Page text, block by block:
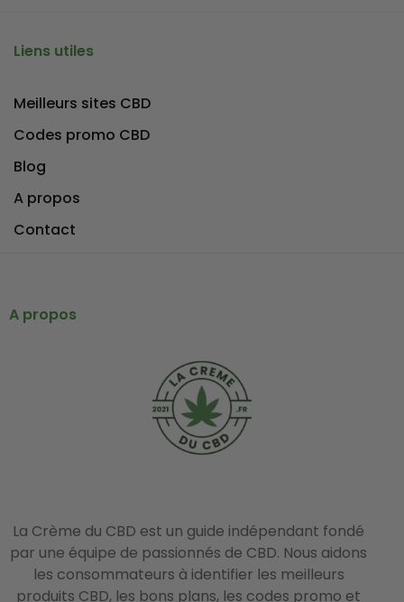
A propos
La Crème du CBD est un guide indépendant fondé
par une équipe de passionnés de CBD. Nous aidons
les consommateurs à identifier les meilleurs
produits CBD, les bons plans, les codes promo et
Liens utiles
Meilleurs sites CBD
Codes promo CBD
Blog
A propos
Contact